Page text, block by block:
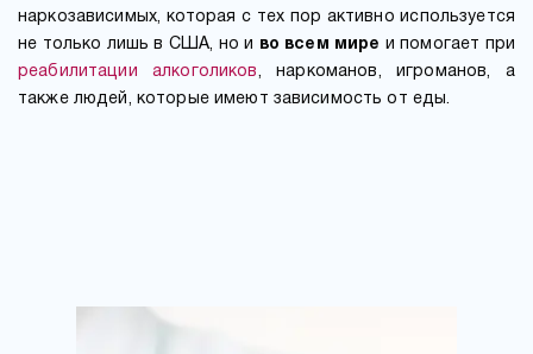
наркозависимых, которая с тех пор активно используется
не только лишь в США, но и
во всем мире
и помогает при
реабилитации алкоголиков, наркоманов, игроманов, а
также людей, которые имеют зависимость от еды.